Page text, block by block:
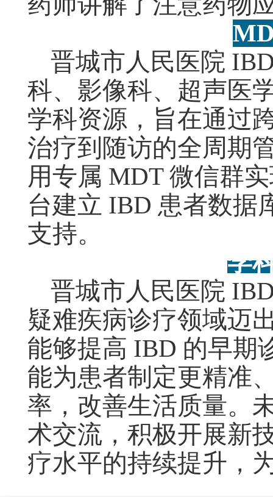
晋城市人民医院
科、影像科、超声医
学科资源，旨在通过
治疗到随访的全周期
用专属 MDT 微信群
台建立 IBD 患者数据
支持。
学
晋城市人民医院
疑难疾病诊疗领域迈
能够提高 IBD 的早期
能为患者制定更精准
率，改善生活质量。
术交流，积极开展新
疗水平的持续提升，